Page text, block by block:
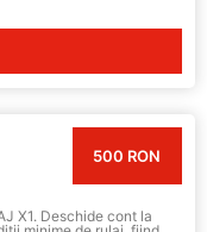
500 RON
X1. Deschide cont la